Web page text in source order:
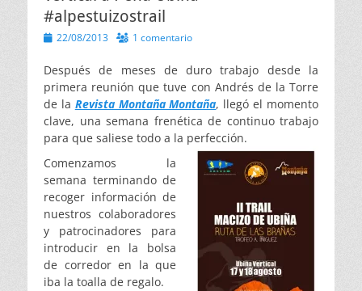
#alpestuizostrail
Publicado
22/08/2013 1 comentario
Después de meses de duro trabajo desde la
primera reunión que tuve con Andrés de la Torre
de la Revista Montaña Montaña, llegó el momento
clave, una semana frenética de continuo trabajo
para que saliese todo a la perfección.
Comenzamos la
semana terminando de
recoger información de
nuestros colaboradores
y patrocinadores para
introducir en la bolsa
de corredor en la que
iba la toalla de regalo.